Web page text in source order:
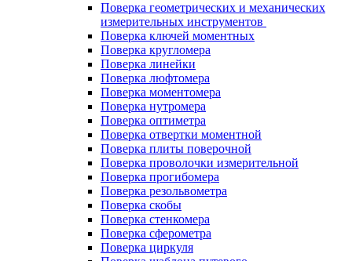
Поверка геометрических и механических
измерительных инструментов
Поверка ключей моментных
Поверка кругломера
Поверка линейки
Поверка люфтомера
Поверка моментомера
Поверка нутромера
Поверка оптиметра
Поверка отвертки моментной
Поверка плиты поверочной
Поверка проволочки измерительной
Поверка прогибомера
Поверка резольвометра
Поверка скобы
Поверка стенкомера
Поверка сферометра
Поверка циркуля